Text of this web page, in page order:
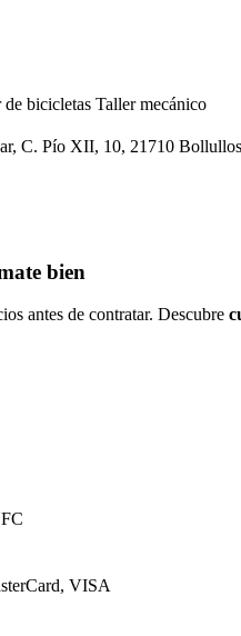
de bicicletas Taller mecánico
C. Pío XII, 10, 21710
bien
antes de contratar. Descubre
VISA